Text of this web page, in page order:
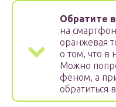
Обратите
на
оранжевая
о том, что в
Можно
феном, а
обратиться